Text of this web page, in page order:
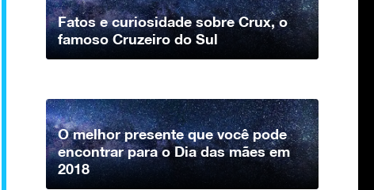
Fatos e curiosidade sobre Crux, o
famoso Cruzeiro do Sul
O melhor presente que você pode
encontrar para o Dia das mães em
2018